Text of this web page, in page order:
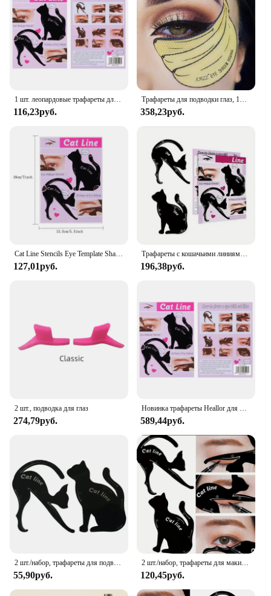
116,23руб. 358,23руб.
127,01руб.
Трафареты с кошачьими линиями 2 шт., шаблон для формирования глаз, модель, легкая в использовании карта, инструменты для макияжа глаз, форма, трафарет для подводки
196,38руб.
2 шт., подводка для глаз
274,79руб. 589,44руб.
55,90руб.
2 шт./набор, трафареты для макияжа глаз
120,45руб.